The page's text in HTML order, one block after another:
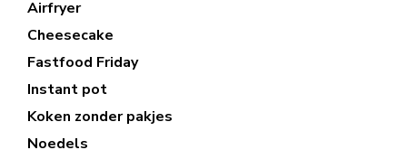
Airfryer
Cheesecake
Fastfood Friday
Instant pot
Koken zonder pakjes
Noedels